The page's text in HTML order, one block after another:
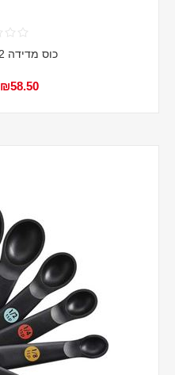
כוס מדידה 2 כוסות אוקסו
₪58.50